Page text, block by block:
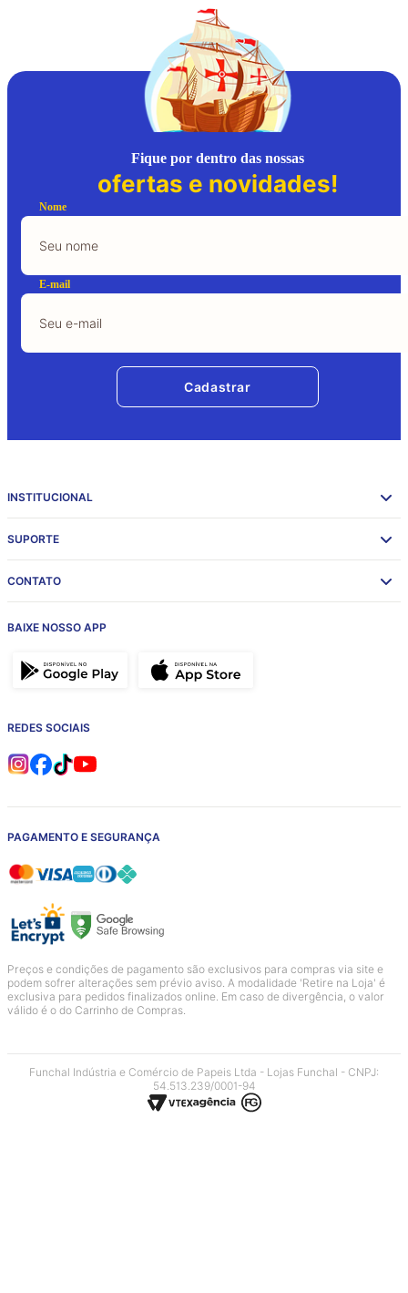
Fique por dentro das nossas
ofertas e novidades!
Nome
E-mail
Cadastrar
INSTITUCIONAL
SUPORTE
CONTATO
BAIXE NOSSO APP
REDES SOCIAIS
PAGAMENTO E SEGURANÇA
Preços e condições de pagamento são exclusivos para compras via site e
podem sofrer alterações sem prévio aviso. A modalidade 'Retire na Loja' é
exclusiva para pedidos finalizados online. Em caso de divergência, o valor
válido é o do Carrinho de Compras.
Funchal Indústria e Comércio de Papeis Ltda - Lojas Funchal - CNPJ:
54.513.239/0001-94